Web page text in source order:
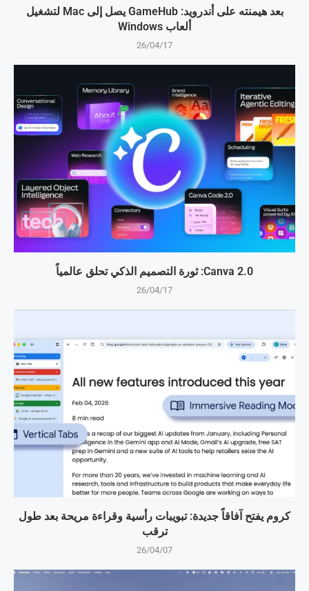
بعد هيمنته على أندرويد: GameHub يصل إلى Mac لتشغيل
ألعاب Windows
26/04/17
Canva 2.0: ثورة التصميم الذكي تحلق عالمياً
26/04/17
كروم يفتح آفاقاً جديدة: تبويبات رأسية وقراءة مريحة بعد طول
ترقب
26/04/07